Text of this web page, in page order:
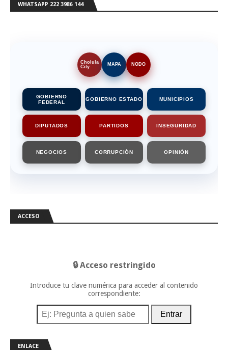
WHATSAPP 222 3986 144
Cholula
City
MAPA NODO
GOBIERNO
FEDERAL
GOBIERNO ESTADO MUNICIPIOS
DIPUTADOS PARTIDOS INSEGURIDAD
NEGOCIOS CORRUPCIÓN OPINIÓN
ACCESO
🔒 Acceso restringido
Introduce tu clave numérica para acceder al contenido
correspondiente:
Entrar
ENLACE